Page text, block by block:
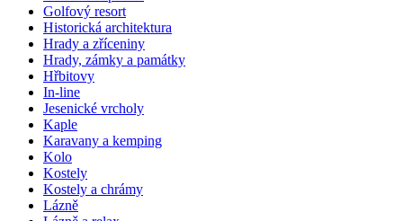
Golfový resort
Historická architektura
Hrady a zříceniny
Hrady, zámky a památky
Hřbitovy
In-line
Jesenické vrcholy
Kaple
Karavany a kemping
Kolo
Kostely
Kostely a chrámy
Lázně